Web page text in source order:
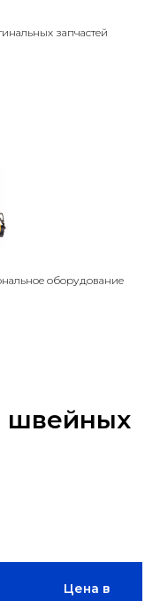
запчастей
оборудование
швейных
Цена в